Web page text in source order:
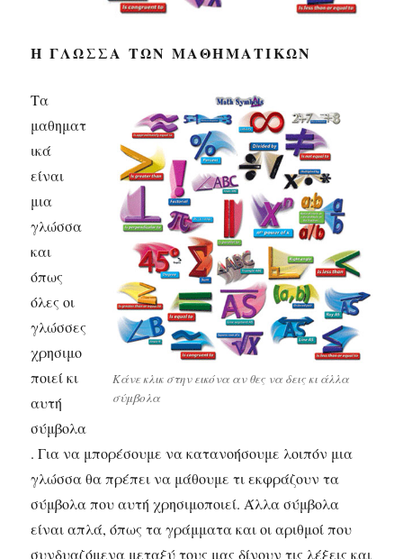
Η ΓΛΏΣΣΑ ΤΩΝ ΜΑΘΗΜΑΤΙΚΏΝ
Κάνε κλικ στην εικόνα αν θες να δεις κι άλλα
σύμβολα
Τα
μαθηματ
ικά
είναι
μια
γλώσσα
και
όπως
όλες οι
γλώσσες
χρησιμο
ποιεί κι
αυτή
σύμβολα
. Για να μπορέσουμε να κατανοήσουμε λοιπόν μια
γλώσσα θα πρέπει να μάθουμε τι εκφράζουν τα
σύμβολα που αυτή χρησιμοποιεί. Άλλα σύμβολα
είναι απλά, όπως τα γράμματα και οι αριθμοί που
συνδυαζόμενα μεταξύ τους μας δίνουν τις λέξεις και